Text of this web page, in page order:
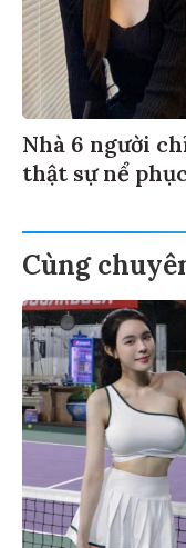
Nhà 6 người
thật sự nể
Cùng